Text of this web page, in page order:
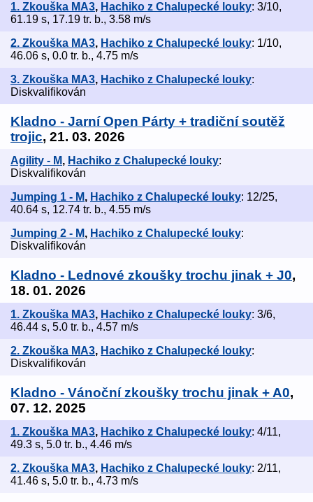
1. Zkouška MA3, Hachiko z Chalupecké louky: 3/10,
61.19 s, 17.19 tr. b., 3.58 m/s
2. Zkouška MA3, Hachiko z Chalupecké louky: 1/10,
46.06 s, 0.0 tr. b., 4.75 m/s
3. Zkouška MA3, Hachiko z Chalupecké louky:
Diskvalifikován
Kladno - Jarní Open Párty + tradiční soutěž
trojic, 21. 03. 2026
Agility - M, Hachiko z Chalupecké louky:
Diskvalifikován
Jumping 1 - M, Hachiko z Chalupecké louky: 12/25,
40.64 s, 12.74 tr. b., 4.55 m/s
Jumping 2 - M, Hachiko z Chalupecké louky:
Diskvalifikován
Kladno - Lednové zkoušky trochu jinak + J0,
18. 01. 2026
1. Zkouška MA3, Hachiko z Chalupecké louky: 3/6,
46.44 s, 5.0 tr. b., 4.57 m/s
2. Zkouška MA3, Hachiko z Chalupecké louky:
Diskvalifikován
Kladno - Vánoční zkoušky trochu jinak + A0,
07. 12. 2025
1. Zkouška MA3, Hachiko z Chalupecké louky: 4/11,
49.3 s, 5.0 tr. b., 4.46 m/s
2. Zkouška MA3, Hachiko z Chalupecké louky: 2/11,
41.46 s, 5.0 tr. b., 4.73 m/s